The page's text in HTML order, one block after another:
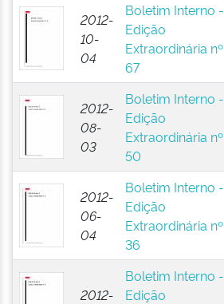
2012-
10-
04
Boletim Interno -
Edição
Extraordinária nº
67
2012-
08-
03
Boletim Interno -
Edição
Extraordinária nº
50
2012-
06-
04
Boletim Interno -
Edição
Extraordinária nº
36
2012-
Boletim Interno -
Edição